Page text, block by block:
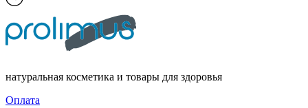
натуральная косметика и товары для здоровья
Оплата